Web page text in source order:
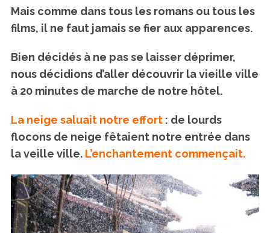
Mais comme dans tous les romans ou tous les
films, il ne faut jamais se fier aux apparences.
Bien décidés à ne pas se laisser déprimer,
nous décidions d’aller découvrir la vieille ville
à 20 minutes de marche de notre hôtel.
La neige saluait notre effort: de lourds
flocons de neige fêtaient notre entrée dans
la veille ville. L’enchantement commençait.